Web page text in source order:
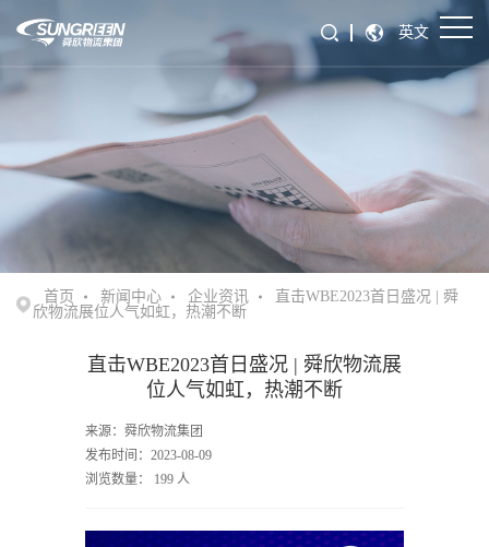
英文
首页 新闻中心 企业资讯
直击WBE2023首日盛况 | 舜
欣物流展位人气如虹，热潮不断
直击WBE2023首日盛况 | 舜欣物流展
位人气如虹，热潮不断
来源：舜欣物流集团
发布时间：2023-08-09
浏览数量： 199人